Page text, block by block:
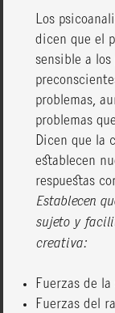
Los
dicen que el
sensible a
problemas,
problemas
Dicen que la
establecen
respuestas
Establecen
sujeto y
creativa:
Fuerzas de
Fuerzas del